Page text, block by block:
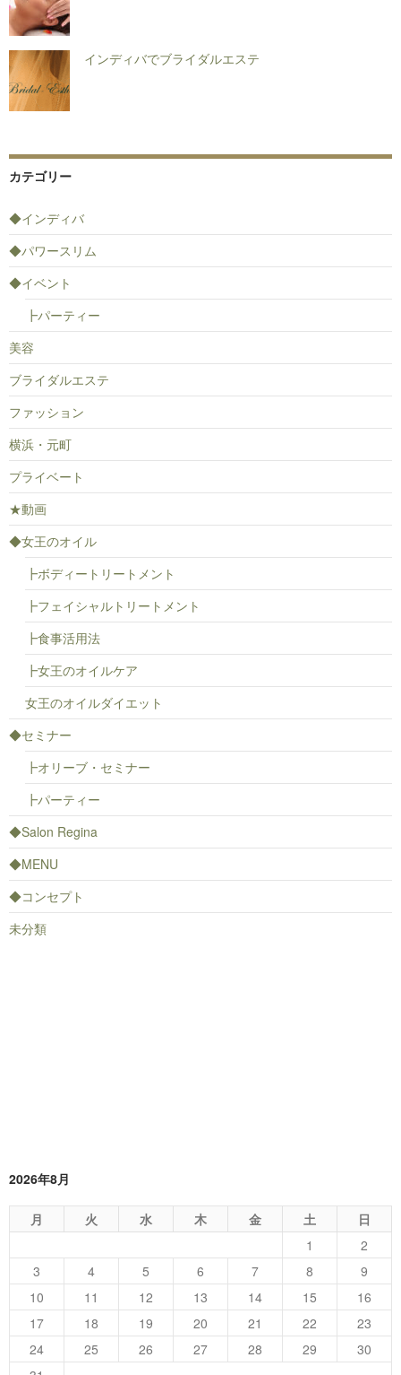
インディバでブライダルエステ
カテゴリー
◆インディバ
◆パワースリム
◆イベント
┣パーティー
美容
ブライダルエステ
ファッション
横浜・元町
プライベート
★動画
◆女王のオイル
┣ボディートリートメント
┣フェイシャルトリートメント
┣食事活用法
┣女王のオイルケア
女王のオイルダイエット
◆セミナー
┣オリーブ・セミナー
┣パーティー
◆Salon Regina
◆MENU
◆コンセプト
未分類
2026年8月
月 火 水 木 金 土
日
1
2
3
4 5 6 7 8
9
10
11 12 13 14 15
16
17
18 19 20 21 22
23
24
25 26 27 28 29
30